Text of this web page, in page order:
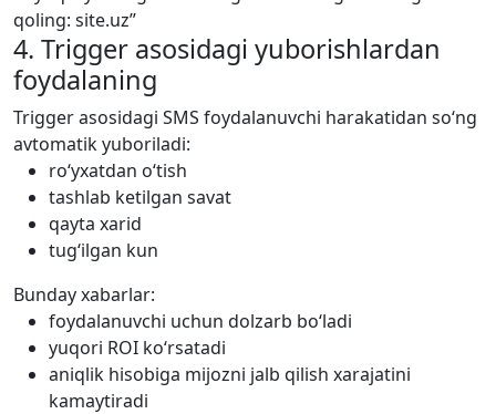
qoling: site.uz”
4. Trigger asosidagi yuborishlardan
foydalaning
Trigger asosidagi SMS foydalanuvchi harakatidan so‘ng
avtomatik yuboriladi:
ro‘yxatdan o‘tish
tashlab ketilgan savat
qayta xarid
tug‘ilgan kun
Bunday xabarlar:
foydalanuvchi uchun dolzarb bo‘ladi
yuqori ROI ko‘rsatadi
aniqlik hisobiga mijozni jalb qilish xarajatini
kamaytiradi